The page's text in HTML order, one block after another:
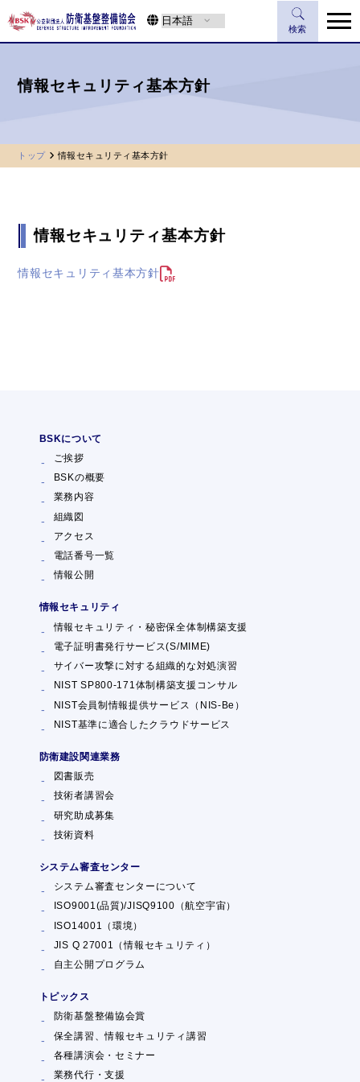
検索
情報セキュリティ基本方針
トップ 情報セキュリティ基本方針
情報セキュリティ基本方針
情報セキュリティ基本方針
BSKについて
ご挨拶
BSKの概要
業務内容
組織図
アクセス
電話番号一覧
情報公開
情報セキュリティ
情報セキュリティ・秘密保全体制構築支援
電子証明書発行サービス(S/MIME)
サイバー攻撃に対する組織的な対処演習
NIST SP800-171体制構築支援コンサル
NIST会員制情報提供サービス（NIS-Be）
NIST基準に適合したクラウドサービス
防衛建設関連業務
図書販売
技術者講習会
研究助成募集
技術資料
システム審査センター
システム審査センターについて
ISO9001(品質)/JISQ9100（航空宇宙）
ISO14001（環境）
JIS Q 27001（情報セキュリティ）
自主公開プログラム
トピックス
防衛基盤整備協会賞
保全講習、情報セキュリティ講習
各種講演会・セミナー
業務代行・支援